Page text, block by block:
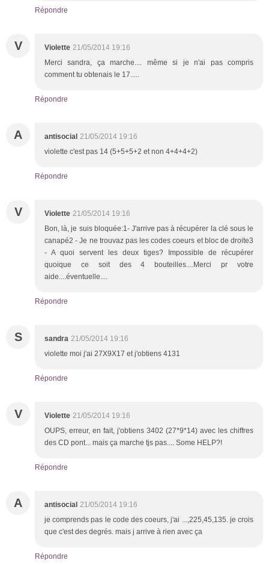
Répondre
V Violette 21/05/2014 19:16
Merci sandra, ça marche.... même si je n'ai pas compris
comment tu obtenais le 17.....
Répondre
A antisocial 21/05/2014 19:16
violette c'est pas 14 (5+5+5+2 et non 4+4+4+2)
Répondre
V Violette 21/05/2014 19:16
Bon, là, je suis bloquée:1- J'arrive pas à récupérer la clé sous le
canapé2 - Je ne trouvaz pas les codes coeurs et bloc de droite3
- A quoi servent les deux tiges? Impossible de récupérer
quoique ce soit des 4 bouteilles....Merci pr votre
aide....éventuelle....
Répondre
S sandra 21/05/2014 19:16
violette moi j'ai 27X9X17 et j'obtiens 4131
Répondre
V Violette 21/05/2014 19:16
OUPS, erreur, en fait, j'obtiens 3402 (27*9*14) avec les chiffres
des CD pont... mais ça marche tjs pas.... Some HELP?!
Répondre
A antisocial 21/05/2014 19:16
je comprends pas le code des coeurs, j'ai ...,225,45,135. je crois
que c'est des degrés. mais j arrive à rien avec ça
Répondre